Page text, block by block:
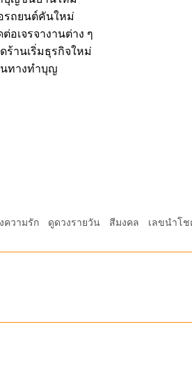
รถยนต์คันใหม่
ต่อเจรจางานต่าง ๆ
ดร้านเริ่มธุรกิจใหม่
นทางทำบุญ
ความรัก ดูดวงรายวัน สีมงคล เลขนำโ